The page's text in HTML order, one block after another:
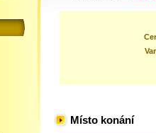
Místo konání